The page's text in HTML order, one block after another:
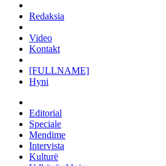
Redaksia
Video
Kontakt
[FULLNAME]
Hyni
Editorial
Speciale
Mendime
Intervista
Kulturë